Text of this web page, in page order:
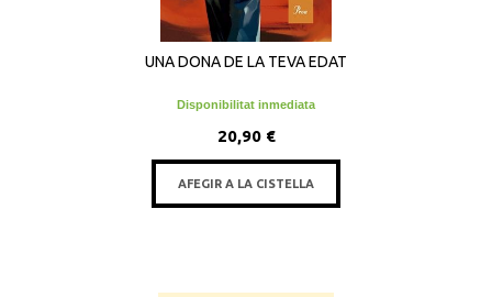
UNA DONA DE LA TEVA EDAT
Disponibilitat inmediata
20,90 €
AFEGIR A LA CISTELLA